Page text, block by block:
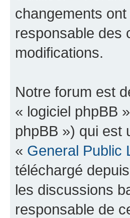
changements
responsable des
modifications.
Notre forum est
« logiciel phpBB
phpBB ») qui est
« General Public
téléchargé depuis
les discussions
responsable de